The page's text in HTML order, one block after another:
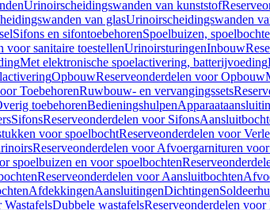
Urinoirscheidingswanden van kunststof
van glasUrinoirscheidingswanden
Sifons en sifontoebehorenSpoelbuizen,
voor sanitaire toestellenUrinoirsturingenInbouw
Met elektronische spoelactivering, batterijvoeding
OpbouwReserveonderdelen voor Opbouw
ToebehorenRuwbouw- en vervangingssets
toebehorenBedieningshulpen
SifonsReserveonderdelen voor Sifons
voor spoelbochtReserveonderdelen voor
Reserveonderdelen voor Afvoergarnituren
spoelbuizen en voor spoelbochten
Reserveonderdelen voor Aansluitbochten
AfdekkingenAansluitingenDichtingen
WastafelsDubbele wastafelsReserveonderdelen